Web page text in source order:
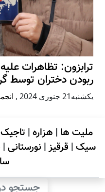
ترابزون: تظاهرات
ربودن دختران توسط
يكشنبه21 جنوری 2024 ,
ملیت ها | هزاره| تاجیک
سیک| قرقیز| نورستانی|
جستجو